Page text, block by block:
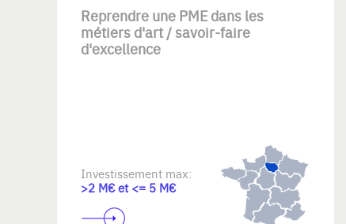
Reprendre une PME dans les
métiers d'art / savoir-faire
d'excellence
Investissement max:
>2 M€ et <= 5 M€